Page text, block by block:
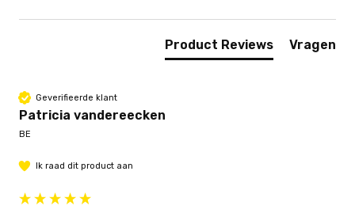
Product Reviews Vragen
Geverifieerde klant
Patricia vandereecken
BE
Ik raad dit product aan